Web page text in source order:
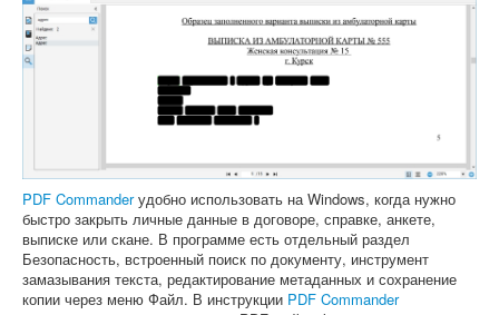
PDF Commanderудобно использовать на Windows, когда нужно
быстро закрыть личные данные в договоре, справке, анкете,
выписке или скане. В программе есть отдельный раздел
Безопасность, встроенный поиск по документу, инструмент
замазывания текста, редактирование метаданных и сохранение
копии через меню Файл. В инструкции PDF Commander